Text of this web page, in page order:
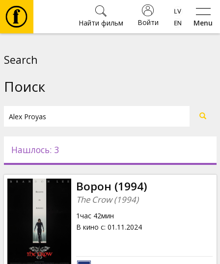
Menu
Войти
Найти фильм
Новости
Подарки
Кинозакуски
B2B
Search
Поиск
Нашлось: 3
Ворон (1994)
The Crow (1994)
1час 42мин
В кино с: 01.11.2024